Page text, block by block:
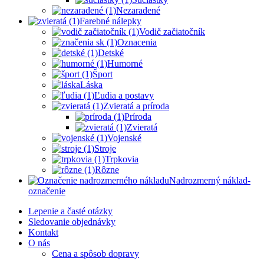
Nezaradené
Farebné nálepky
Vodič začiatočník
Oznacenia
Detské
Humorné
Šport
Láska
Ľudia a postavy
Zvieratá a príroda
Príroda
Zvieratá
Vojenské
Stroje
Trpkovia
Rôzne
Nadrozmerný náklad-
označenie
Lepenie a časté otázky
Sledovanie objednávky
Kontakt
O nás
Cena a spôsob dopravy